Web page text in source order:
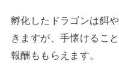
孵化したドラゴンは餌
きますが、手懐けるこ
報酬ももらえます。